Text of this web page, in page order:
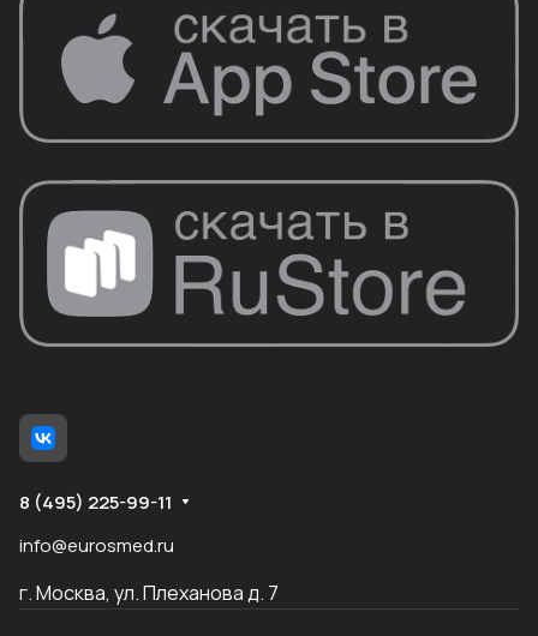
8 (495) 225-99-11
info@eurosmed.ru
г. Москва, ул. Плеханова д. 7